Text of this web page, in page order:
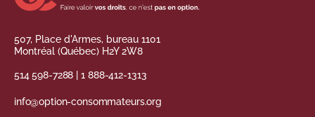
507, Place d'Armes, bureau 1101
Montréal (Québec) H2Y 2W8
514 598-7288 |1 888-412-1313
info@option-consommateurs.org